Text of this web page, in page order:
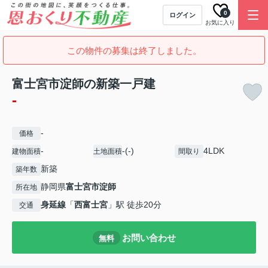
ログイン
お気に入り
0
この物件の募集は終了しました。
富士宮市淀師の新築一戸建
-
価格 -
建物面積- 土地面積-(-) 間取り 4LDK
築年数 新築
所在地 静岡県富士宮市淀師
交通 身延線 「西富士宮 」駅 徒歩20分
無料 お問い合わせ